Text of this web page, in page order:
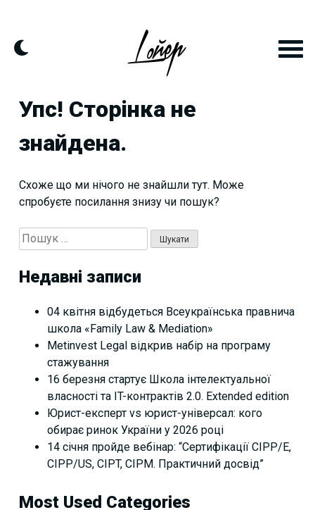
content
Упс! Сторінка не
знайдена.
Схоже що ми нічого не знайшли тут. Може
спробуєте посилання знизу чи пошук?
Пошук:
Недавні записи
04 квітня відбудеться Всеукраїнська правнича
школа «Family Law & Mediation»
Metinvest Legal відкрив набір на програму
стажування
16 березня стартує Школа інтелектуальної
власності та IT-контрактів 2.0. Extended edition
Юрист-експерт vs юрист-універсал: кого
обирає ринок України у 2026 році
14 січня пройде вебінар: “Сертифікації СІРР/Е,
CIPP/US, CIPT, CIPM. Практичний досвід”
Most Used Categories